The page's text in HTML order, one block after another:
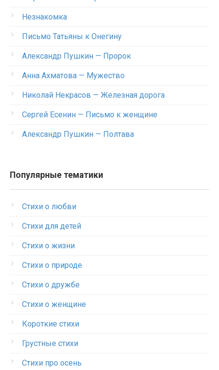
Незнакомка
Письмо Татьяны к Онегину
Александр Пушкин — Пророк
Анна Ахматова — Мужество
Николай Некрасов — Железная дорога
Сергей Есенин — Письмо к женщине
Александр Пушкин — Полтава
Популярные тематики
Стихи о любви
Стихи для детей
Стихи о жизни
Стихи о природе
Стихи о дружбе
Стихи о женщине
Короткие стихи
Грустные стихи
Стихи про осень